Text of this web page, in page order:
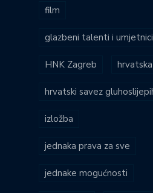
film
glazbeni talenti i
HNK Zagreb hrvatska
hrvatski savez
izložba
jednaka prava za sve
jednake mogućnosti